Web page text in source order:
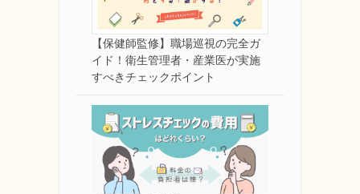
【保健師監修】職場巡視の完全ガ
イド！衛生管理者・産業医が実施
すべきチェックポイント